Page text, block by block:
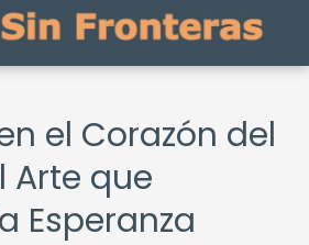
el Corazón del
Arte que
Esperanza